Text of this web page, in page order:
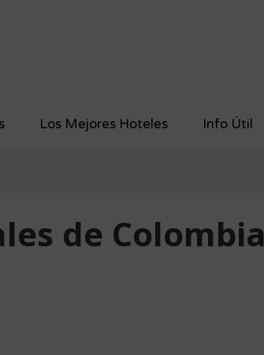
Los Mejores Hoteles Info Útil
de Colombia